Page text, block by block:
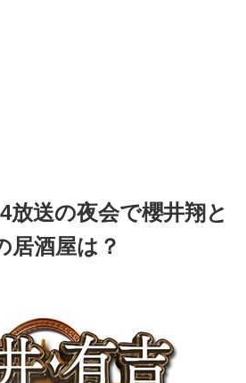
放送の夜会で櫻井翔と
居酒屋は？